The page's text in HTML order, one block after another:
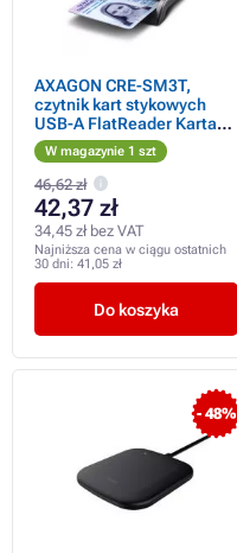
AXAGON CRE-SM3T,
czytnik kart stykowych
USB-A FlatReader Karta
inteligentna (eObčanka),
kabel 1,3 m
W magazynie 1 szt
46,62 zł
42,37 zł
34,45 zł bez VAT
Najniższa cena w ciągu ostatnich
30 dni: 41,05 zł
Do koszyka
- 48%